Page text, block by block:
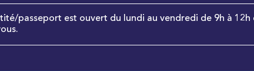
passeport est ouvert du lundi au vendredi de 9h à